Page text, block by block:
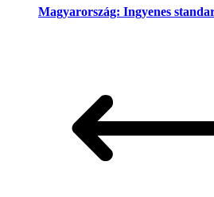
Magyarország: Ingyenes